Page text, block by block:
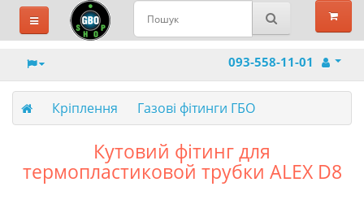
093-558-11-01
Кріплення Газові фітинги ГБО
Кутовий фітинг для
термопластиковой трубки ALEX D8